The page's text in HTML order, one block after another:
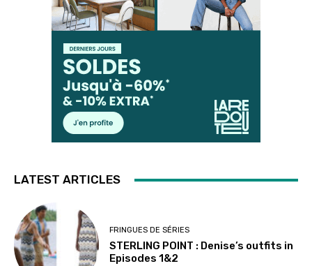
LATEST ARTICLES
FRINGUES DE SÉRIES
STERLING POINT : Denise’s outfits in
Episodes 1&2